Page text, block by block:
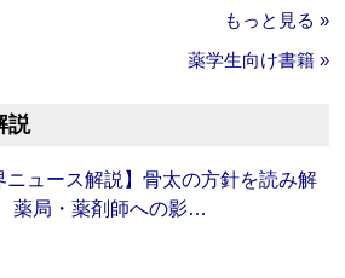
もっと見る »
薬学生向け書籍 »
説
ニュース解説】骨太の方針を読み解
薬局・薬剤師への影…